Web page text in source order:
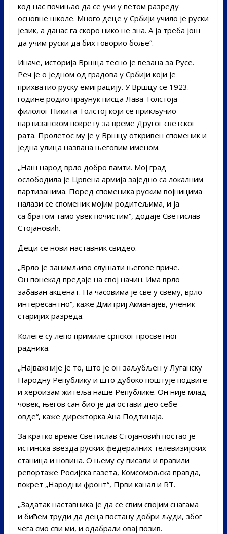
код нас почињао да се учи у петом разреду
основне школе. Много деце у Србији учило је руски
језик, а данас га скоро нико не зна. А ја треба још
да учим руски да бих говорио боље“.
Иначе, историја Вршца тесно је везана за Русе.
Реч је о једном од градова у Србији који је
прихватио руску емиграцију. У Вршцу се 1923.
године родио праунук писца Лава Толстоја
филолог Никита Толстој који се прикључио
партизанском покрету за време Другог светског
рата. Пролетос му је у Вршцу откривен споменик и
једна улица названа његовим именом.
„Наш народ врло добро памти. Мој град
ослободила је Црвена армија заједно са локалним
партизанима. Поред споменика руским војницима
налази се споменик мојим родитељима, и ја
са братом тамо увек почистим“, додаје Светислав
Стојановић.
Деци се нови наставник свидео.
„Врло је занимљиво слушати његове приче.
Он понекад предаје на свој начин. Има врло
забаван акценат. На часовима је све у свему, врло
интересантно“, каже Дмитриј Акманајев, ученик
старијих разреда.
Колеге су лепо примиле српског просветног
радника.
„Најважније је то, што је он заљубљен у Луганску
Народну Републику и што дубоко поштује подвиге
и хероизам житеља наше Републике. Он није млад
човек, његов сан био је да остави део себе
овде“, каже директорка Ана Подтинаja.
За кратко време Светислав Стојановић постао је
истинска звезда руских федералних телевизијских
станица и новина. О њему су писали и правили
репортаже Росијска газета, Комсомољска правда,
покрет „Народни фронт“, Први канал и RТ.
„Задатак наставника је да се свим својим снагама
и бићем труди да деца постану добри људи, због
чега смо сви ми, и одабрали овај позив.